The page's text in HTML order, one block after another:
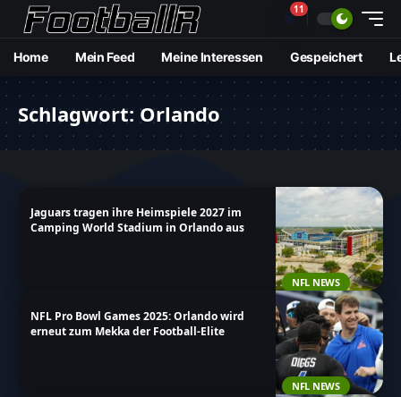
🔔11
Home Mein Feed Meine Interessen Gespeichert
Schlagwort: Orlando
NFL NEWS
Jaguars tragen ihre Heimspiele 2027 im
Camping World Stadium in Orlando aus
NFL NEWS
NFL Pro Bowl Games 2025: Orlando wird
erneut zum Mekka der Football-Elite